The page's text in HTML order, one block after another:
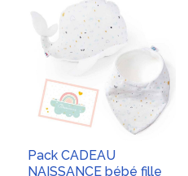
Pack CADEAU
NAISSANCE bébé fille